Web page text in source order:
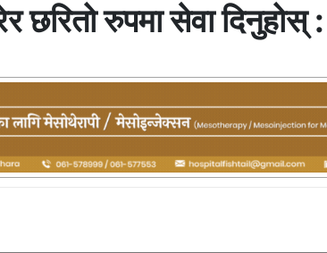
छरितो रुपमा सेवा